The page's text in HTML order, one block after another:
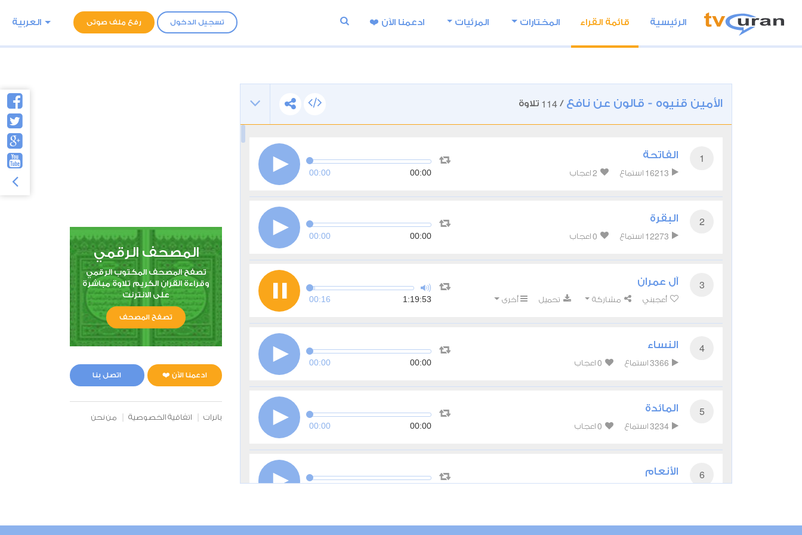
تسجيل الدخول رفع ملف صوتى العربية الرئيسية قائمة القراء المختارات المرئيات ادعمنا اﻵن ❤️
الأمين قنيوه - قالون عن نافع /
114 تلاوة
1 الفاتحة
16213 استماع 2 اعجاب 00:00 00:00
2 البقرة
12273 استماع 0 اعجاب 00:00 00:00
3 آل عمران
أعجبني مشاركة تحميل أخرى 00:16 1:19:53
4 النساء
3366 استماع 0 اعجاب 00:00 00:00
5 المائدة
3234 استماع 0 اعجاب 00:00 00:00
6 الأنعام
المصحف الرقمي
تصفح المصحف المكتوب الرقمي
وقراءة القران الكريم تلاوة مباشرة
على الانترنت
تصفح المصحف
ادعمنا الآن ❤️ اتصل بنا
بانرات اتفاقية الخصوصية من نحن